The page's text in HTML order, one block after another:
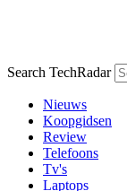
Search TechRadar
Nieuws
Koopgidsen
Review
Telefoons
Tv's
Laptops